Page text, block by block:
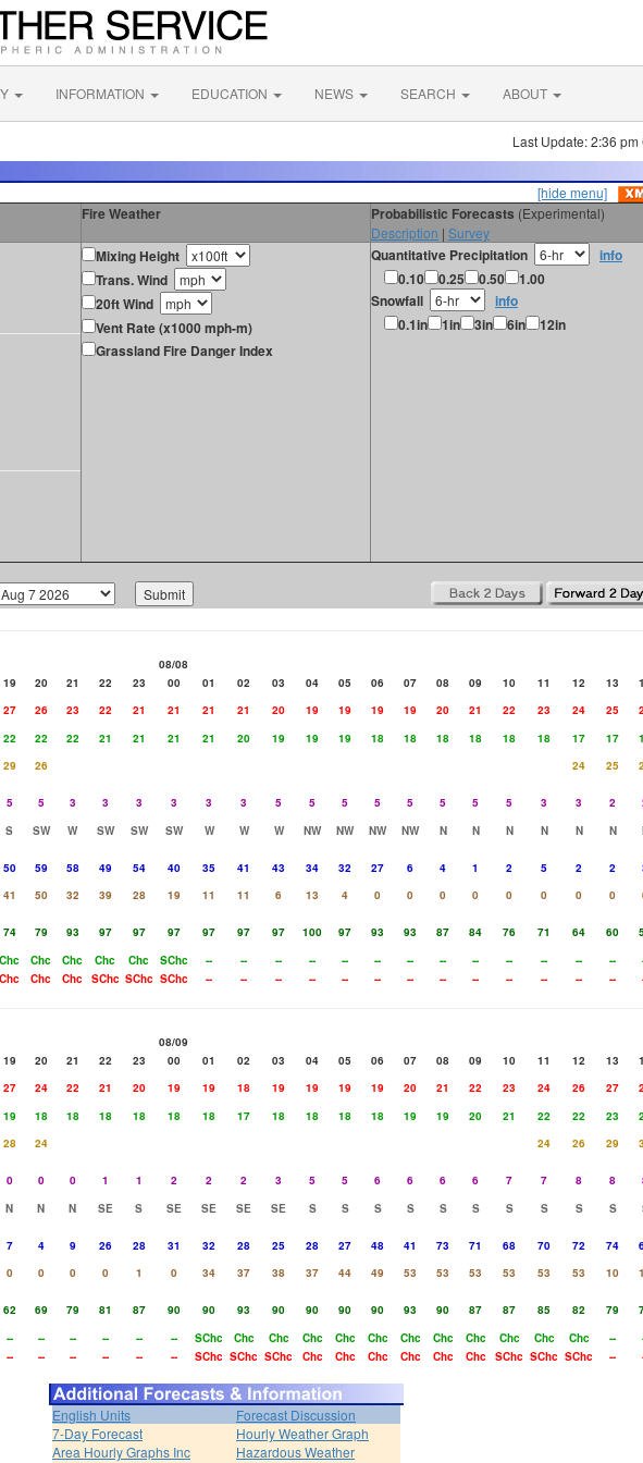
INFORMATION EDUCATION NEWS SEARCH ABOUT
Last Update: 2:36
[hide menu]
Fire Weather Probabilistic Forecasts (Experimental)
Description | Survey
Mixing Height
Trans. Wind
20ft Wind
Vent Rate (x1000 mph-m)
Grassland Fire Danger Index
Quantitative Precipitation
info
0.10
0.25 0.50
1.00
Snowfall
info
0.1in
1in 3in 6in 12in
08/08
19 20 21 22 23 00 01 02 03 04 05 06 07 08 09 10 11 12 13
27 26 23 22 21 21 21 21 20 19 19 19 19 20 21 22 23 24 25
22 22 22 21 21 21 21 20 19 19 19 18 18 18 18 18 18 17 17
29 26 24 25
5 5 3 3 3 3 3 3 5 5 5 5 5 5 5 5 3 3 2
S SW W SW SW SW W W W NW NW NW NW N N N N N N
50 59 58 49 54 40 35 41 43 34 32 27 6 4 1 2 5 2 2
41 50 32 39 28 19 11 11 6 13 4 0 0 0 0 0 0 0 0
74 79 93 97 97 97 97 97 97 100 97 93 93 87 84 76 71 64 60
Chc Chc Chc Chc Chc SChc -- -- -- -- -- -- -- -- -- -- -- -- --
Chc Chc Chc SChc SChc SChc -- -- -- -- -- -- -- -- -- -- -- -- --
08/09
19 20 21 22 23 00 01 02 03 04 05 06 07 08 09 10 11 12 13
27 24 22 21 20 19 19 18 19 19 19 19 20 21 22 23 24 26 27
19 18 18 18 18 18 18 17 18 18 18 18 19 19 20 21 22 22 23
28 24 24 26 29
0 0 0 1 1 2 2 2 3 5 5 6 6 6 6 7 7 8 8
N N N SE S SE SE SE SE S S S S S S S S S S
7 4 9 26 28 31 32 28 25 28 27 48 41 73 71 68 70 72 74
0 0 0 0 1 0 34 37 38 37 44 49 53 53 53 53 53 53 10
62 69 79 81 87 90 90 93 90 90 90 90 93 90 87 87 85 82 79
-- -- -- -- -- -- SChc Chc Chc Chc Chc Chc Chc Chc Chc Chc Chc Chc --
-- -- -- -- -- -- SChc SChc SChc Chc Chc Chc Chc Chc Chc SChc SChc SChc --
English Units
Forecast Discussion
7-Day Forecast
Hourly Weather Graph
Area Hourly Graphs Inc
Hazardous Weather